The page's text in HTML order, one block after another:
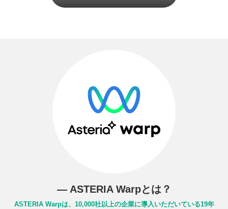
― ASTERIA Warpとは？
ASTERIA Warpは、10,000社以上の企業に導入いただいている19年